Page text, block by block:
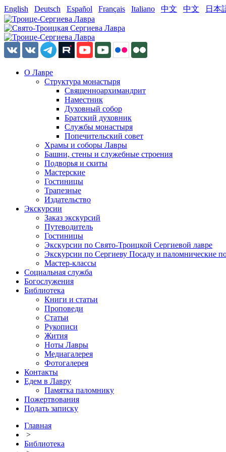
English Deutsch Español Français Italiano 中文 中文 日本
О Лавре
Структура монастыря
Священноархимандрит
Наместник
Духовный собор
Братский духовник
Службы монастыря
Попечительский совет
Храмы и соборы Лавры
Башни, стены и служебные строения
Подворья и скиты
Мастерские
Гостиницы
Трапезные
Издательство
Экскурсии
Заказ экскурсий
Путеводитель
Гостиницы
Экскурсии по Свято-Троицкой Сергиевой лавре
Экскурсии по Сергиеву Посаду и паломнические
Мастер-классы
Социальная служба
Богослужения
Библиотека
Книги и статьи
Проповеди
Статьи
Рукописи
Жития
Ноты Лавры
Медиагалерея
Фотогалерея
Контакты
Едем в Лавру
Памятка паломнику
Пожертвования
Подать записку
Главная
>
Библиотека